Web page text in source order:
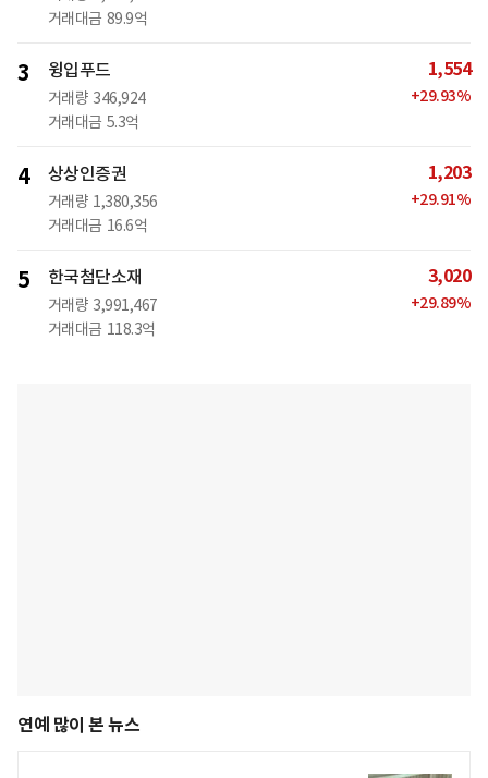
거래대금 89.9억
3 윙입푸드
거래량 346,924
거래대금 5.3억
1,554
+29.93%
4 상상인증권
거래량 1,380,356
거래대금 16.6억
1,203
+29.91%
5 한국첨단소재
거래량 3,991,467
거래대금 118.3억
3,020
+29.89%
연예 많이 본 뉴스